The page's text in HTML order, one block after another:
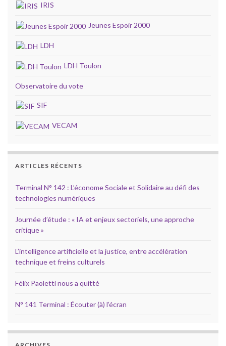
IRIS
Jeunes Espoir 2000
LDH
LDH Toulon
Observatoire du vote
SIF
VECAM
ARTICLES RÉCENTS
Terminal N° 142 : L’économe Sociale et Solidaire au défi des
technologies numériques
Journée d’étude : « IA et enjeux sectoriels, une approche
critique »
L’intelligence artificielle et la justice, entre accélération
technique et freins culturels
Félix Paoletti nous a quitté
N° 141 Terminal : Écouter (à) l’écran